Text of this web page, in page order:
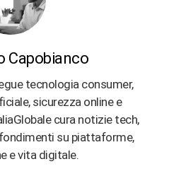
Capobianco
tecnologia consumer,
sicurezza online e
cura notizie tech,
su piattaforme,
e vita digitale.